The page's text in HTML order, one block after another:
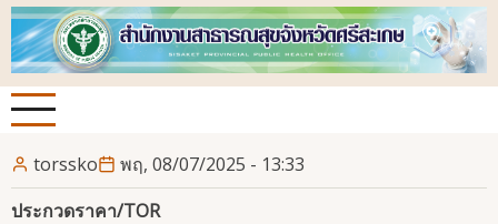
ข้าม
ไป
ยัง
เนื้อหา
หลัก
torssko
พฤ, 08/07/2025 - 13:33
ประกวดราคา/TOR